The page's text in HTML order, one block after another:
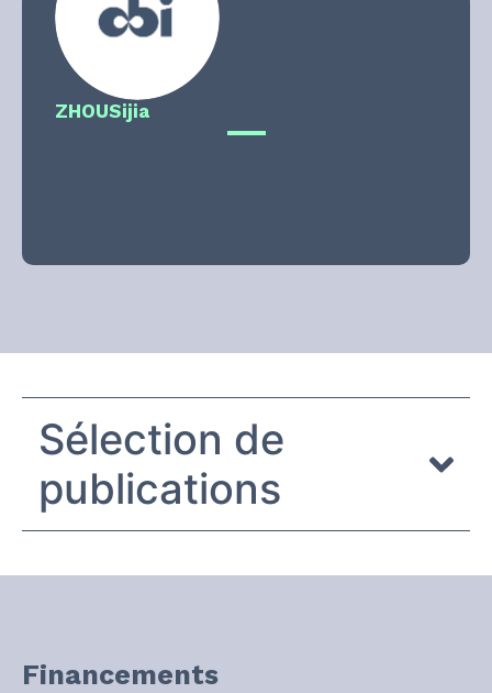
ZHOUSijia
Sélection de
publications
Financements